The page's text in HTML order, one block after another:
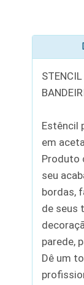
Estêncil
em
Produto
seu
bordas,
de seus
parede,
Dê um